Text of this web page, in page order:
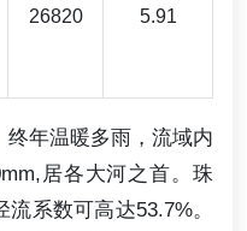
26820 5.91
年温暖多雨，流域内
居各大河之首。珠
系数可高达53.7%。